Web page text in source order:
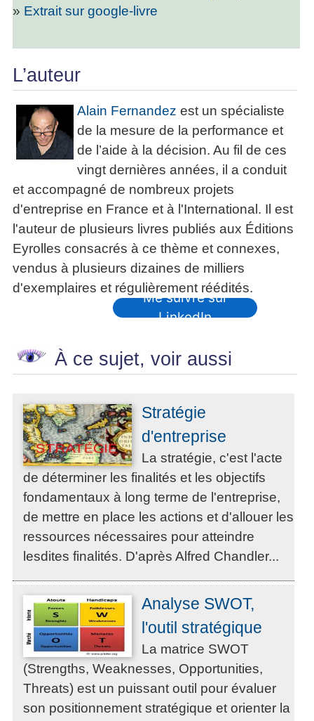
» Extrait sur google-livre
L’auteur
Alain Fernandez est un spécialiste
de la mesure de la performance et
de l’aide à la décision. Au fil de ces
vingt dernières années, il a conduit
et accompagné de nombreux projets
d'entreprise en France et à l'International. Il est
l'auteur de plusieurs livres publiés aux Éditions
Eyrolles consacrés à ce thème et connexes,
vendus à plusieurs dizaines de milliers
d'exemplaires et régulièrement réédités.
Me suivre sur
LinkedIn
À ce sujet, voir aussi
Stratégie
d'entreprise
La stratégie, c'est l'acte
de déterminer les finalités et les objectifs
fondamentaux à long terme de l'entreprise,
de mettre en place les actions et d'allouer les
ressources nécessaires pour atteindre
lesdites finalités. D'après Alfred Chandler...
Analyse SWOT,
l'outil stratégique
La matrice SWOT
(Strengths, Weaknesses, Opportunities,
Threats) est un puissant outil pour évaluer
son positionnement stratégique et orienter la